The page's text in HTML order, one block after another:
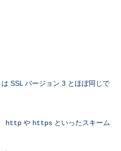
SSL バージョン 3 とほぼ同じで
http や https といったスキーム